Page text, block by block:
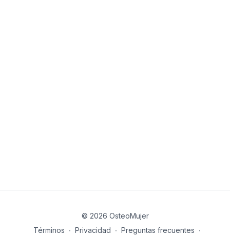
© 2026 OsteoMujer
Términos ∙ Privacidad ∙ Preguntas frecuentes ∙